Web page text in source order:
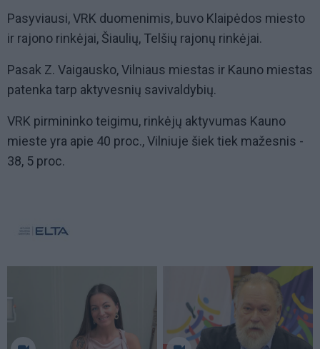
Pasyviausi, VRK duomenimis, buvo Klaipėdos miesto
ir rajono rinkėjai, Šiaulių, Telšių rajonų rinkėjai.
Pasak Z. Vaigausko, Vilniaus miestas ir Kauno miestas
patenka tarp aktyvesnių savivaldybių.
VRK pirmininko teigimu, rinkėjų aktyvumas Kauno
mieste yra apie 40 proc., Vilniuje šiek tiek mažesnis -
38, 5 proc.